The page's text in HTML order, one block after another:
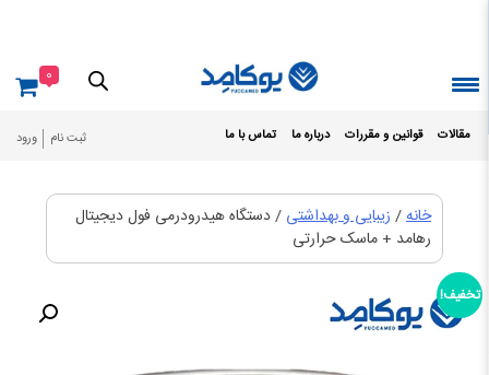
مقالات قوانین و مقررات درباره ما تماس با ما ثبت نام ورود
0
خانه/ زیبایی و بهداشتی / دستگاه هیدرودرمی فول دیجیتال
رهامد + ماسک حرارتی
تخفیف!